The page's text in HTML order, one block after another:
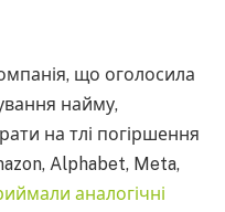
що оголосила
найму,
на тлі погіршення
Alphabet, Meta,
аналогічні